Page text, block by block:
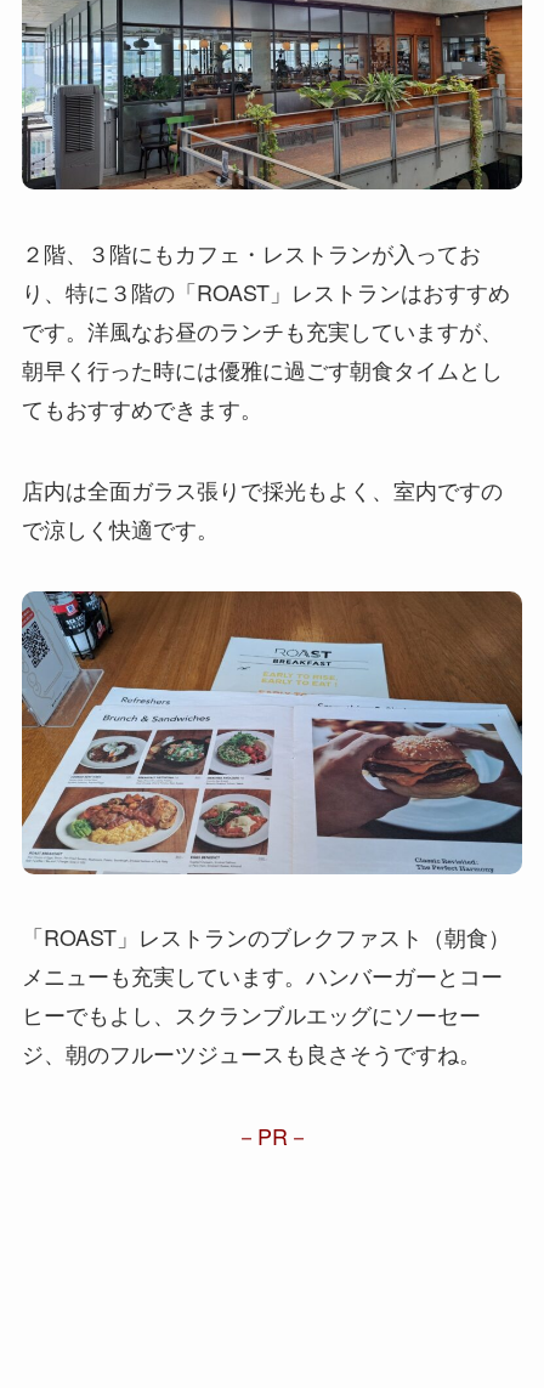
２階、３階にもカフェ・レストランが入ってお
り、特に３階の「ROAST」レストランはおすすめ
です。洋風なお昼のランチも充実していますが、
朝早く行った時には優雅に過ごす朝食タイムとし
てもおすすめできます。
店内は全面ガラス張りで採光もよく、室内ですの
で涼しく快適です。
「ROAST」レストランのブレクファスト（朝食）
メニューも充実しています。ハンバーガーとコー
ヒーでもよし、スクランブルエッグにソーセー
ジ、朝のフルーツジュースも良さそうですね。
PR